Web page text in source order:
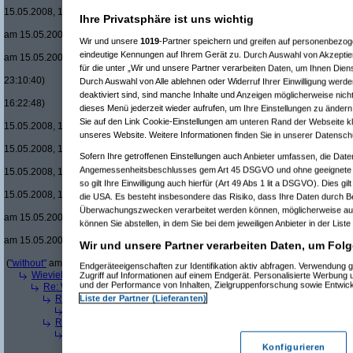
15.05.2008, 17:46:45)
am 15.05.2008, 17:50:09)
Re(22): Men
am 15.05.2008, 18:08:08)
Re(15): Men in Black um £12.33
23:10:40)
Re(16): Men in Black um
16:22:48)
Re(17): Men in Black um
15.05.2008, 16:48:17)
Re(18): Men in Black
15.05.2008, 17:37:21)
Re(19): Men in Black
15.05.2008, 17:43:00)
Re(20): Men in
15.05.2008, 17:46:13)
Re(21): Men in
am 15.05.2008, 17:49:46)
Re(22): Men
am 15.05.2008, 18:07:18)
Re(23):
("without" am 15.05.2008, 18:13:17)
Wieviele blus/hd-dvds habt ihr schon?(bröslam 15.05.2008, 18:06:08)
Re: Wieviele blus/hd-dvds habt ihr schon?(ducducam 15.05.2008,
Re(2): Wieviele blus/hd-dvds habt ihr schon?
Re(2): Wieviele blus/hd-dvds habt ihr schon?
Re(3): Wieviele blus/hd-dvds habt ihr schon?(ducducam
Re(4): Wieviele blus/hd-dvds habt ihr schon?(hackenbush
Ihre Privatsphäre ist uns wichtig
Wir und unsere 1019-Partner speichern und greifen auf
eindeutige Kennungen auf Ihrem Gerät zu. Durch Auswahl von
für die unter „Wir und unsere Partner verarbeiten Daten, um Ihnen
Durch Auswahl von Alle ablehnen oder Widerruf Ihrer Einwilligung
deaktiviert sind, sind manche Inhalte und Anzeigen möglicherweise
dieses Menü jederzeit wieder aufrufen, um Ihre Einstellungen zu
Sie auf den Link Cookie-Einstellungen am unteren Rand der Webseite
unseres Website. Weitere Informationen finden Sie in unserer
Sofern Ihre getroffenen Einstellungen auch Anbieter umfassen, die
Angemessenheitsbeschlusses gem Art 45 DSGVO und ohne
so gilt Ihre Einwilligung auch hierfür (Art 49 Abs 1 lit a DSGVO). Dies
die USA. Es besteht insbesondere das Risiko, dass Ihre Daten durch
Überwachungszwecken verarbeitet werden können, möglicherweise
können Sie abstellen, in dem Sie bei dem jeweiligen Anbieter in der
Wir und unsere Partner verarbeiten Daten, um
Endgeräteeigenschaften zur Identifikation aktiv abfragen. Verwendung
Zugriff auf Informationen auf einem Endgerät. Personalisierte Werbung
und der Performance von Inhalten, Zielgruppenforschung sowie
Liste der Partner (Lieferanten)
Konfigurieren